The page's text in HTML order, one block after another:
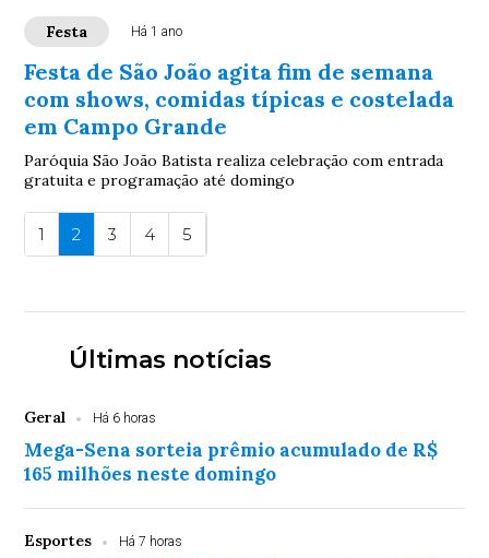
Festa Há 1 ano
Festa de São João agita fim de semana
com shows, comidas típicas e costelada
em Campo Grande
Paróquia São João Batista realiza celebração com entrada
gratuita e programação até domingo
1 2 3 4 5
Últimas notícias
Geral Há 6 horas
Mega-Sena sorteia prêmio acumulado de R$
165 milhões neste domingo
Esportes Há 7 horas